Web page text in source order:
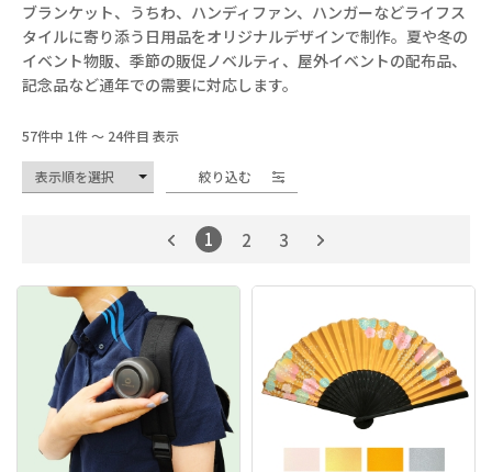
ブランケット、うちわ、ハンディファン、ハンガーなどライフス
タイルに寄り添う日用品をオリジナルデザインで制作。夏や冬の
イベント物販、季節の販促ノベルティ、屋外イベントの配布品、
記念品など通年での需要に対応します。
57件中 1件 ～ 24件目 表示
絞り込む
1 2 3